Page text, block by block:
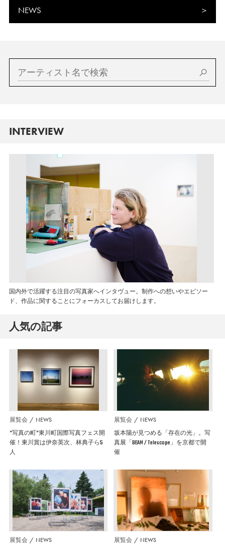
NEWS
INTERVIEW
国内外で活躍する注目の写真家へインタヴュー。制作への想いやエピソー
ド、作品に関することにフォーカスしてお届けします。
人気の記事
展覧会 NEWS
”写真の町”東川町国際写真フェス開
催！東川賞は伊奈英次、林典子ら5
人
展覧会 NEWS
坂本陽が見つめる「存在の光」。写
真展「BEAM / Telescope」を京都で開
催
展覧会 NEWS 展覧会 NEWS